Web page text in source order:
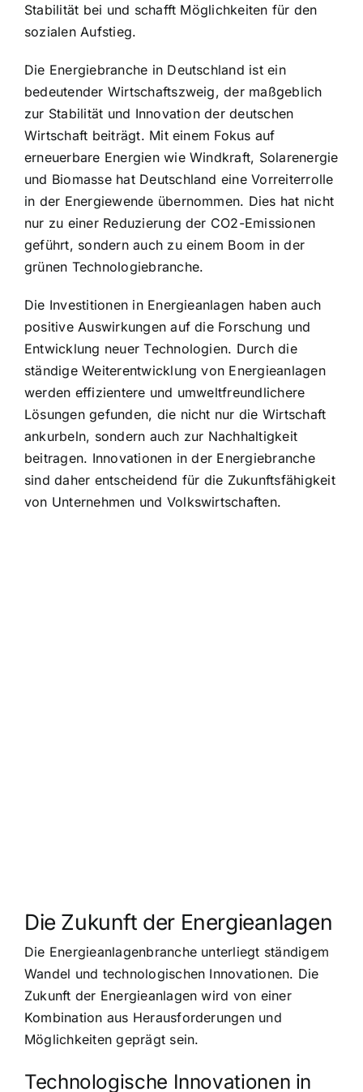
Stabilität bei und schafft Möglichkeiten für den
sozialen Aufstieg.
Die Energiebranche in Deutschland ist ein
bedeutender Wirtschaftszweig, der maßgeblich
zur Stabilität und Innovation der deutschen
Wirtschaft beiträgt. Mit einem Fokus auf
erneuerbare Energien wie Windkraft, Solarenergie
und Biomasse hat Deutschland eine Vorreiterrolle
in der Energiewende übernommen. Dies hat nicht
nur zu einer Reduzierung der CO2-Emissionen
geführt, sondern auch zu einem Boom in der
grünen Technologiebranche.
Die Investitionen in Energieanlagen haben auch
positive Auswirkungen auf die Forschung und
Entwicklung neuer Technologien. Durch die
ständige Weiterentwicklung von Energieanlagen
werden effizientere und umweltfreundlichere
Lösungen gefunden, die nicht nur die Wirtschaft
ankurbeln, sondern auch zur Nachhaltigkeit
beitragen. Innovationen in der Energiebranche
sind daher entscheidend für die Zukunftsfähigkeit
von Unternehmen und Volkswirtschaften.
Die Zukunft der Energieanlagen
Die Energieanlagenbranche unterliegt ständigem
Wandel und technologischen Innovationen. Die
Zukunft der Energieanlagen wird von einer
Kombination aus Herausforderungen und
Möglichkeiten geprägt sein.
Technologische Innovationen in